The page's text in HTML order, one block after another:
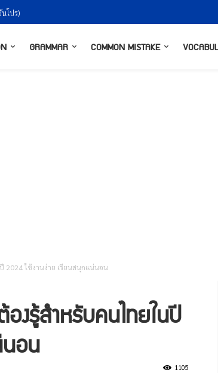
ร)
มชาติ
GRAMMAR COMMON MISTAKE
ใช้งานง่าย เรียนสนุกแน่นอน
รู้สำหรับคนไทยในปี
อน
1105